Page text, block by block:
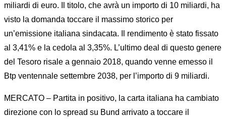
miliardi di euro. Il titolo, che avrà un importo di 10 miliardi, ha
visto la domanda toccare il massimo storico per
un’emissione italiana sindacata. Il rendimento è stato fissato
al 3,41% e la cedola al 3,35%. L’ultimo deal di questo genere
del Tesoro risale a gennaio 2018, quando venne emesso il
Btp ventennale settembre 2038, per l’importo di 9 miliardi.
MERCATO – Partita in positivo, la carta italiana ha cambiato
direzione con lo spread su Bund arrivato a toccare il